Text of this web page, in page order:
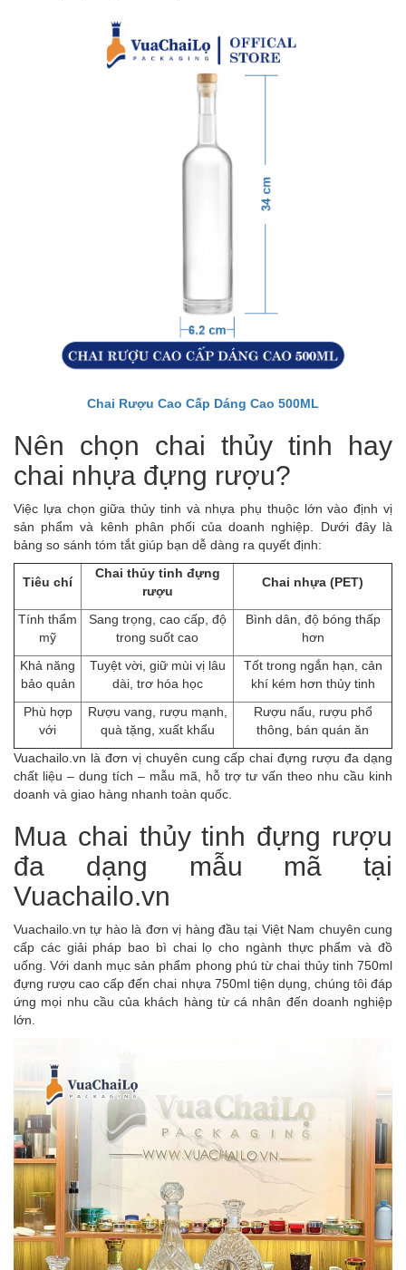
Chai Rượu Cao Cấp Dáng Cao 500ML
Nên chọn chai thủy tinh hay
chai nhựa đựng rượu?
Việc lựa chọn giữa thủy tinh và nhựa phụ thuộc lớn vào định vị
sản phẩm và kênh phân phối của doanh nghiệp. Dưới đây là
bảng so sánh tóm tắt giúp bạn dễ dàng ra quyết định:
Tiêu chí
Chai thủy tinh đựng
rượu
Chai nhựa (PET)
Tính thẩm
mỹ
Sang trọng, cao cấp, độ
trong suốt cao
Bình dân, độ bóng thấp
hơn
Khả năng
bảo quản
Tuyệt vời, giữ mùi vị lâu
dài, trơ hóa học
Tốt trong ngắn hạn, cản
khí kém hơn thủy tinh
Phù hợp
với
Rượu vang, rượu mạnh,
quà tặng, xuất khẩu
Rượu nấu, rượu phổ
thông, bán quán ăn
Vuachailo.vn là đơn vị chuyên cung cấp chai đựng rượu đa dạng
chất liệu – dung tích – mẫu mã, hỗ trợ tư vấn theo nhu cầu kinh
doanh và giao hàng nhanh toàn quốc.
Mua chai thủy tinh đựng rượu
đa dạng mẫu mã tại
Vuachailo.vn
Vuachailo.vn tự hào là đơn vị hàng đầu tại Việt Nam chuyên cung
cấp các giải pháp bao bì chai lọ cho ngành thực phẩm và đồ
uống. Với danh mục sản phẩm phong phú từ chai thủy tinh 750ml
đựng rượu cao cấp đến chai nhựa 750ml tiện dụng, chúng tôi đáp
ứng mọi nhu cầu của khách hàng từ cá nhân đến doanh nghiệp
lớn.